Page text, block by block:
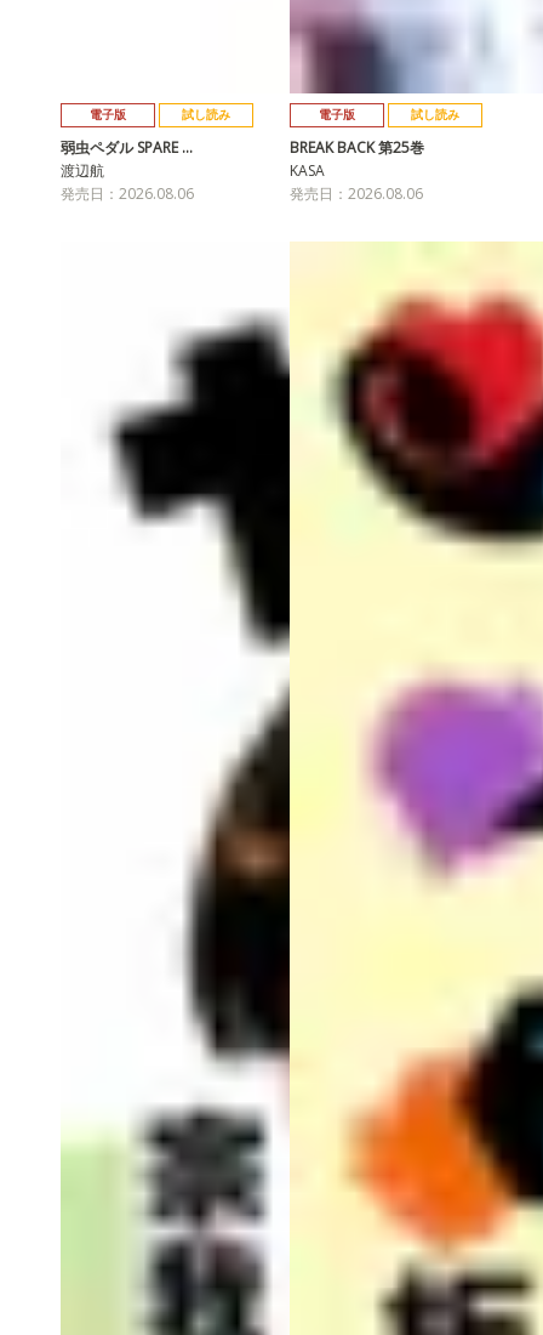
電子版 試し読み
弱虫ペダル SPARE …
渡辺航
発売日：2026.08.06
電子版 試し読み
BREAK BACK 第25巻
KASA
発売日：2026.08.06